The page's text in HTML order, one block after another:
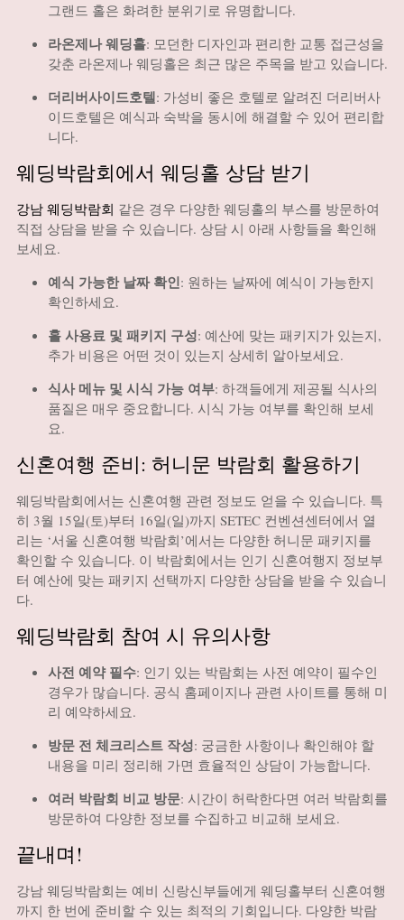
그랜드 홀은 화려한 분위기로 유명합니다.
라온제나 웨딩홀: 모던한 디자인과 편리한 교통 접근성을
갖춘 라온제나 웨딩홀은 최근 많은 주목을 받고 있습니다.
더리버사이드호텔: 가성비 좋은 호텔로 알려진 더리버사
이드호텔은 예식과 숙박을 동시에 해결할 수 있어 편리합
니다.
웨딩박람회에서 웨딩홀 상담 받기
강남 웨딩박람회 같은 경우 다양한 웨딩홀의 부스를 방문하여
직접 상담을 받을 수 있습니다. 상담 시 아래 사항들을 확인해
보세요.
예식 가능한 날짜 확인: 원하는 날짜에 예식이 가능한지
확인하세요.
홀 사용료 및 패키지 구성: 예산에 맞는 패키지가 있는지,
추가 비용은 어떤 것이 있는지 상세히 알아보세요.
식사 메뉴 및 시식 가능 여부: 하객들에게 제공될 식사의
품질은 매우 중요합니다. 시식 가능 여부를 확인해 보세
요.
신혼여행 준비: 허니문 박람회 활용하기
웨딩박람회에서는 신혼여행 관련 정보도 얻을 수 있습니다. 특
히 3월 15일(토)부터 16일(일)까지 SETEC 컨벤션센터에서 열
리는 ‘서울 신혼여행 박람회’에서는 다양한 허니문 패키지를
확인할 수 있습니다. 이 박람회에서는 인기 신혼여행지 정보부
터 예산에 맞는 패키지 선택까지 다양한 상담을 받을 수 있습니
다.
웨딩박람회 참여 시 유의사항
사전 예약 필수: 인기 있는 박람회는 사전 예약이 필수인
경우가 많습니다. 공식 홈페이지나 관련 사이트를 통해 미
리 예약하세요.
방문 전 체크리스트 작성: 궁금한 사항이나 확인해야 할
내용을 미리 정리해 가면 효율적인 상담이 가능합니다.
여러 박람회 비교 방문: 시간이 허락한다면 여러 박람회를
방문하여 다양한 정보를 수집하고 비교해 보세요.
끝내며!
강남 웨딩박람회는 예비 신랑신부들에게 웨딩홀부터 신혼여행
까지 한 번에 준비할 수 있는 최적의 기회입니다. 다양한 박람